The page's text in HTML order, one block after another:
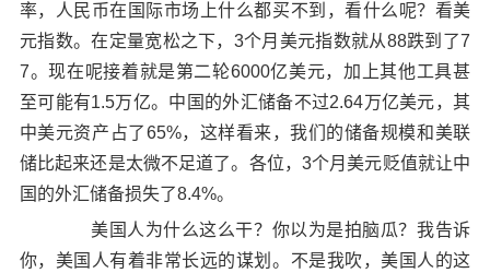
率，人民币在国际市场上什么都买不到，看什么呢？看美
元指数。在定量宽松之下，3个月美元指数就从88跌到了7
7。现在呢接着就是第二轮6000亿美元，加上其他工具甚
至可能有1.5万亿。中国的外汇储备不过2.64万亿美元，其
中美元资产占了65%，这样看来，我们的储备规模和美联
储比起来还是太微不足道了。各位，3个月美元贬值就让中
国的外汇储备损失了8.4%。
美国人为什么这么干？你以为是拍脑瓜？我告诉
你，美国人有着非常长远的谋划。不是我吹，美国人的这